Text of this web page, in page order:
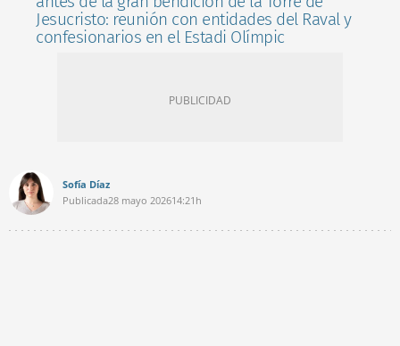
Jesucristo: reunión con entidades del Raval y
confesionarios en el Estadi Olímpic
Sofía Díaz
Publicada28 mayo 202614:21h